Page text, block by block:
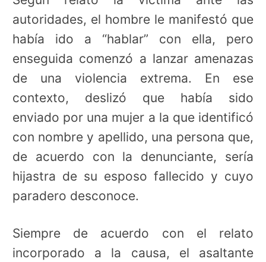
autoridades, el hombre le manifestó que
había ido a “hablar” con ella, pero
enseguida comenzó a lanzar amenazas
de una violencia extrema. En ese
contexto, deslizó que había sido
enviado por una mujer a la que identificó
con nombre y apellido, una persona que,
de acuerdo con la denunciante, sería
hijastra de su esposo fallecido y cuyo
paradero desconoce.
Siempre de acuerdo con el relato
incorporado a la causa, el asaltante